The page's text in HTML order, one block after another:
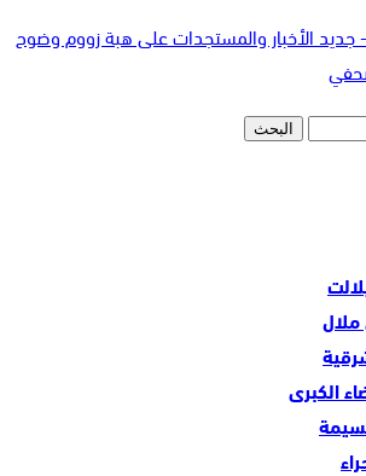
جديد الأخبار والمستجدات على هبة زووم وضوح
ملال
الكبرى